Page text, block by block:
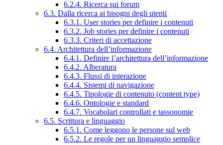
6.2.4. Ricerca sui forum
6.3. Dalla ricerca ai bisogni degli utenti
6.3.1. User stories per definire i contenuti
6.3.2. Job stories per definire i contenuti
6.3.3. Criteri di accettazione
6.4. Architettura dell’informazione
6.4.1. Definire l’architettura dell’informazione
6.4.2. Alberatura
6.4.3. Flussi di interazione
6.4.4. Sistemi di navigazione
6.4.5. Tipologie di contenuto (content type)
6.4.6. Ontologie e standard
6.4.7. Vocabolari controllati e tassonomie
6.5. Scrittura e linguaggio
6.5.1. Come leggono le persone sul web
6.5.2. Le regole per un linguaggio semplice